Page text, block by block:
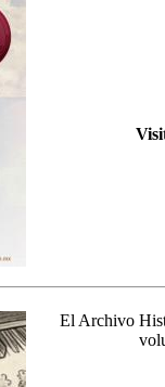
El Archivo